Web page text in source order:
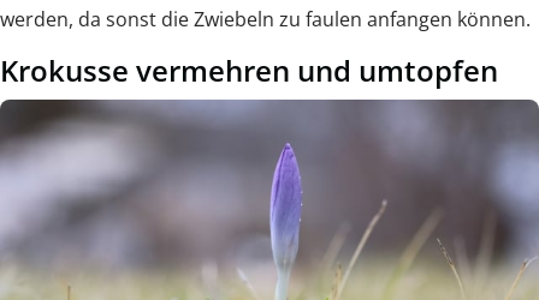
werden, da sonst die Zwiebeln zu faulen anfangen können.
Krokusse vermehren und umtopfen